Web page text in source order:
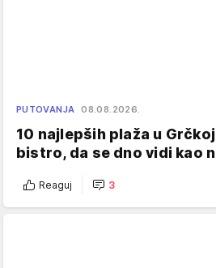
PUTOVANJA 08.08.2026.
10 najlepših plaža u
bistro, da se dno vidi kao
Reaguj 3